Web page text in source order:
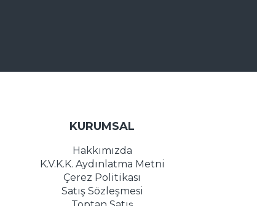
KURUMSAL
Hakkımızda
K.V.K.K. Aydınlatma Metni
Çerez Politikası
Satış Sözleşmesi